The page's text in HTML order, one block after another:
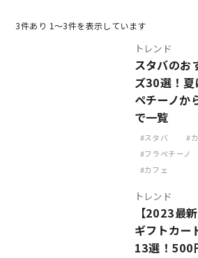
3件あり 1〜3件を表示しています
トレンド
スタバのお
ズ30選！夏
ペチーノか
で一覧
スタバ
フラペチーノ
カフェ
トレンド
【2023最
ギフトカー
13選！500